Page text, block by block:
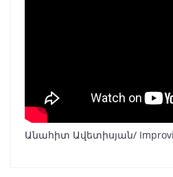
Անահիտ Ավետիսյան/